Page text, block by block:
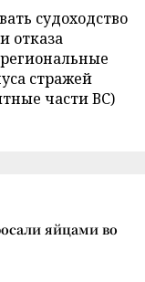
судоходство
отказа
стражей
части ВС)
яйцами во